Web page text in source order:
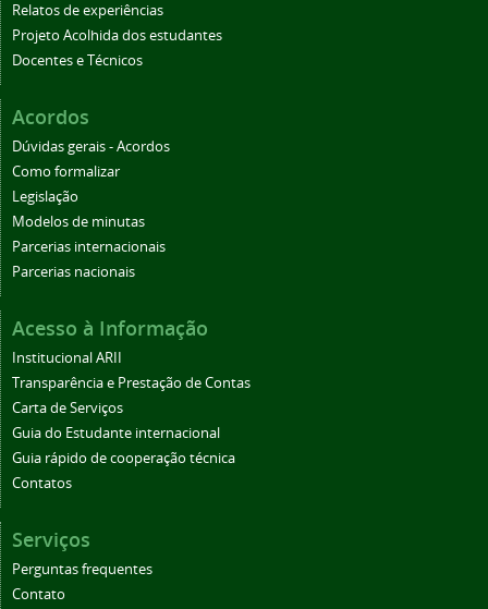
Relatos de experiências
Projeto Acolhida dos estudantes
Docentes e Técnicos
Acordos
Dúvidas gerais - Acordos
Como formalizar
Legislação
Modelos de minutas
Parcerias internacionais
Parcerias nacionais
Acesso à Informação
Institucional ARII
Transparência e Prestação de Contas
Carta de Serviços
Guia do Estudante internacional
Guia rápido de cooperação técnica
Contatos
Serviços
Perguntas frequentes
Contato